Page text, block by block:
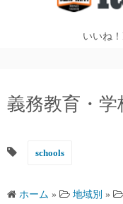
キ
いいね
義務教育・学
schools
ホーム » 地域別 »